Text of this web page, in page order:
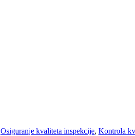
Osiguranje kvaliteta inspekcije, Kontrola